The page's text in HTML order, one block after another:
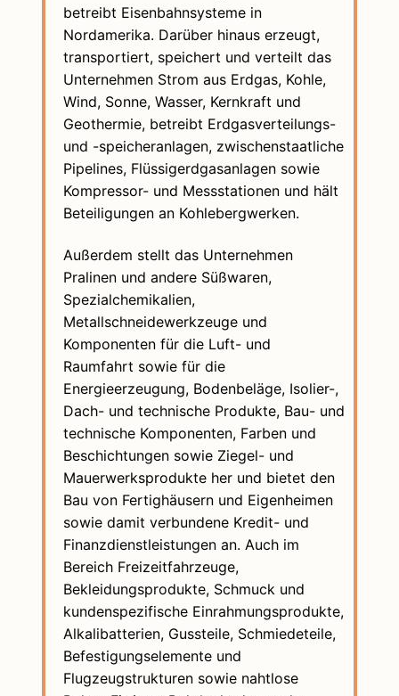
betreibt Eisenbahnsysteme in
Nordamerika. Darüber hinaus erzeugt,
transportiert, speichert und verteilt das
Unternehmen Strom aus Erdgas, Kohle,
Wind, Sonne, Wasser, Kernkraft und
Geothermie, betreibt Erdgasverteilungs-
und -speicheranlagen, zwischenstaatliche
Pipelines, Flüssigerdgasanlagen sowie
Kompressor- und Messstationen und hält
Beteiligungen an Kohlebergwerken.
Außerdem stellt das Unternehmen
Pralinen und andere Süßwaren,
Spezialchemikalien,
Metallschneidewerkzeuge und
Komponenten für die Luft- und
Raumfahrt sowie für die
Energieerzeugung, Bodenbeläge, Isolier-,
Dach- und technische Produkte, Bau- und
technische Komponenten, Farben und
Beschichtungen sowie Ziegel- und
Mauerwerksprodukte her und bietet den
Bau von Fertighäusern und Eigenheimen
sowie damit verbundene Kredit- und
Finanzdienstleistungen an. Auch im
Bereich Freizeitfahrzeuge,
Bekleidungsprodukte, Schmuck und
kundenspezifische Einrahmungsprodukte,
Alkalibatterien, Gussteile, Schmiedeteile,
Befestigungselemente und
Flugzeugstrukturen sowie nahtlose